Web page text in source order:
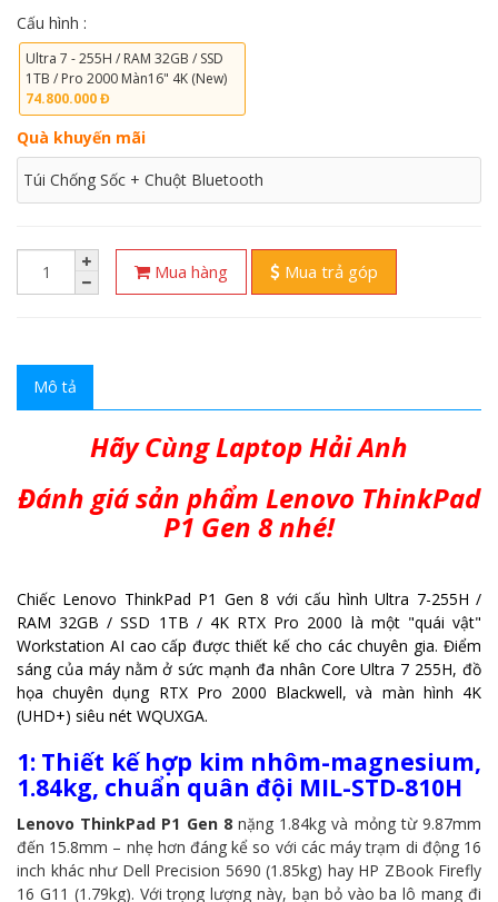
Cấu hình :
Ultra 7 - 255H / RAM 32GB / SSD
1TB / Pro 2000 Màn16" 4K (New)
74.800.000 Đ
Quà khuyến mãi
Túi Chống Sốc + Chuột Bluetooth
Mua hàng Mua trả góp
Mô tả
Hãy Cùng Laptop Hải Anh
Đánh giá sản phẩm Lenovo ThinkPad
P1 Gen 8nhé!
Chiếc Lenovo ThinkPad P1 Gen 8 với cấu hình Ultra 7-255H /
RAM 32GB / SSD 1TB / 4K RTX Pro 2000 là một "quái vật"
Workstation AI cao cấp được thiết kế cho các chuyên gia. Điểm
sáng của máy nằm ở sức mạnh đa nhân Core Ultra 7 255H, đồ
họa chuyên dụng RTX Pro 2000 Blackwell, và màn hình 4K
(UHD+) siêu nét WQUXGA.
1: Thiết kế hợp kim nhôm-magnesium,
1.84kg, chuẩn quân đội MIL-STD-810H
Lenovo ThinkPad P1 Gen 8nặng 1.84kg và mỏng từ 9.87mm
đến 15.8mm – nhẹ hơn đáng kể so với các máy trạm di động 16
inch khác như Dell Precision 5690 (1.85kg) hay HP ZBook Firefly
16 G11 (1.79kg). Với trọng lượng này, bạn bỏ vào ba lô mang đi